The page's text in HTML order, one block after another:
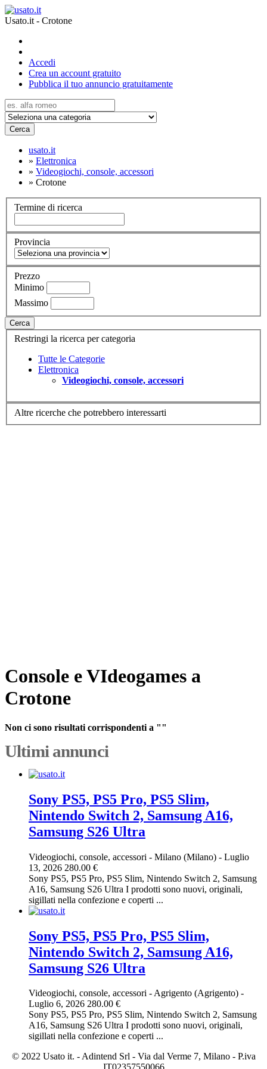
Usato.it - Crotone
Accedi
Crea un account gratuito
Pubblica il tuo annuncio gratuitamente
Cerca
usato.it
» Elettronica
» Videogiochi, console, accessori
» Crotone
Termine di ricerca
Provincia
Prezzo
Minimo
Massimo
Cerca
Restringi la ricerca per categoria
Tutte le Categorie
Elettronica
Videogiochi, console, accessori
Altre ricerche che potrebbero interessarti
Console e VIdeogames a
Crotone
Non ci sono risultati corrispondenti a ""
Ultimi annunci
Sony PS5, PS5 Pro, PS5 Slim,
Nintendo Switch 2, Samsung A16,
Samsung S26 Ultra
Videogiochi, console, accessori - Milano (Milano) - Luglio
13, 2026 280.00 €
Sony PS5, PS5 Pro, PS5 Slim, Nintendo Switch 2, Samsung
A16, Samsung S26 Ultra I prodotti sono nuovi, originali,
sigillati nella confezione e coperti ...
Sony PS5, PS5 Pro, PS5 Slim,
Nintendo Switch 2, Samsung A16,
Samsung S26 Ultra
Videogiochi, console, accessori -Agrigento (Agrigento) -
Luglio 6, 2026 280.00 €
Sony PS5, PS5 Pro, PS5 Slim, Nintendo Switch 2, Samsung
A16, Samsung S26 Ultra I prodotti sono nuovi, originali,
sigillati nella confezione e coperti ...
© 2022 Usato it. - Adintend Srl - Via dal Verme 7, Milano - P.iva